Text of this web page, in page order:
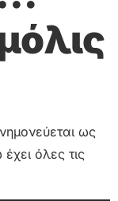
ως
όλες τις